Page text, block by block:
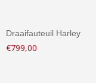
Draaifauteuil Harley
€799,00